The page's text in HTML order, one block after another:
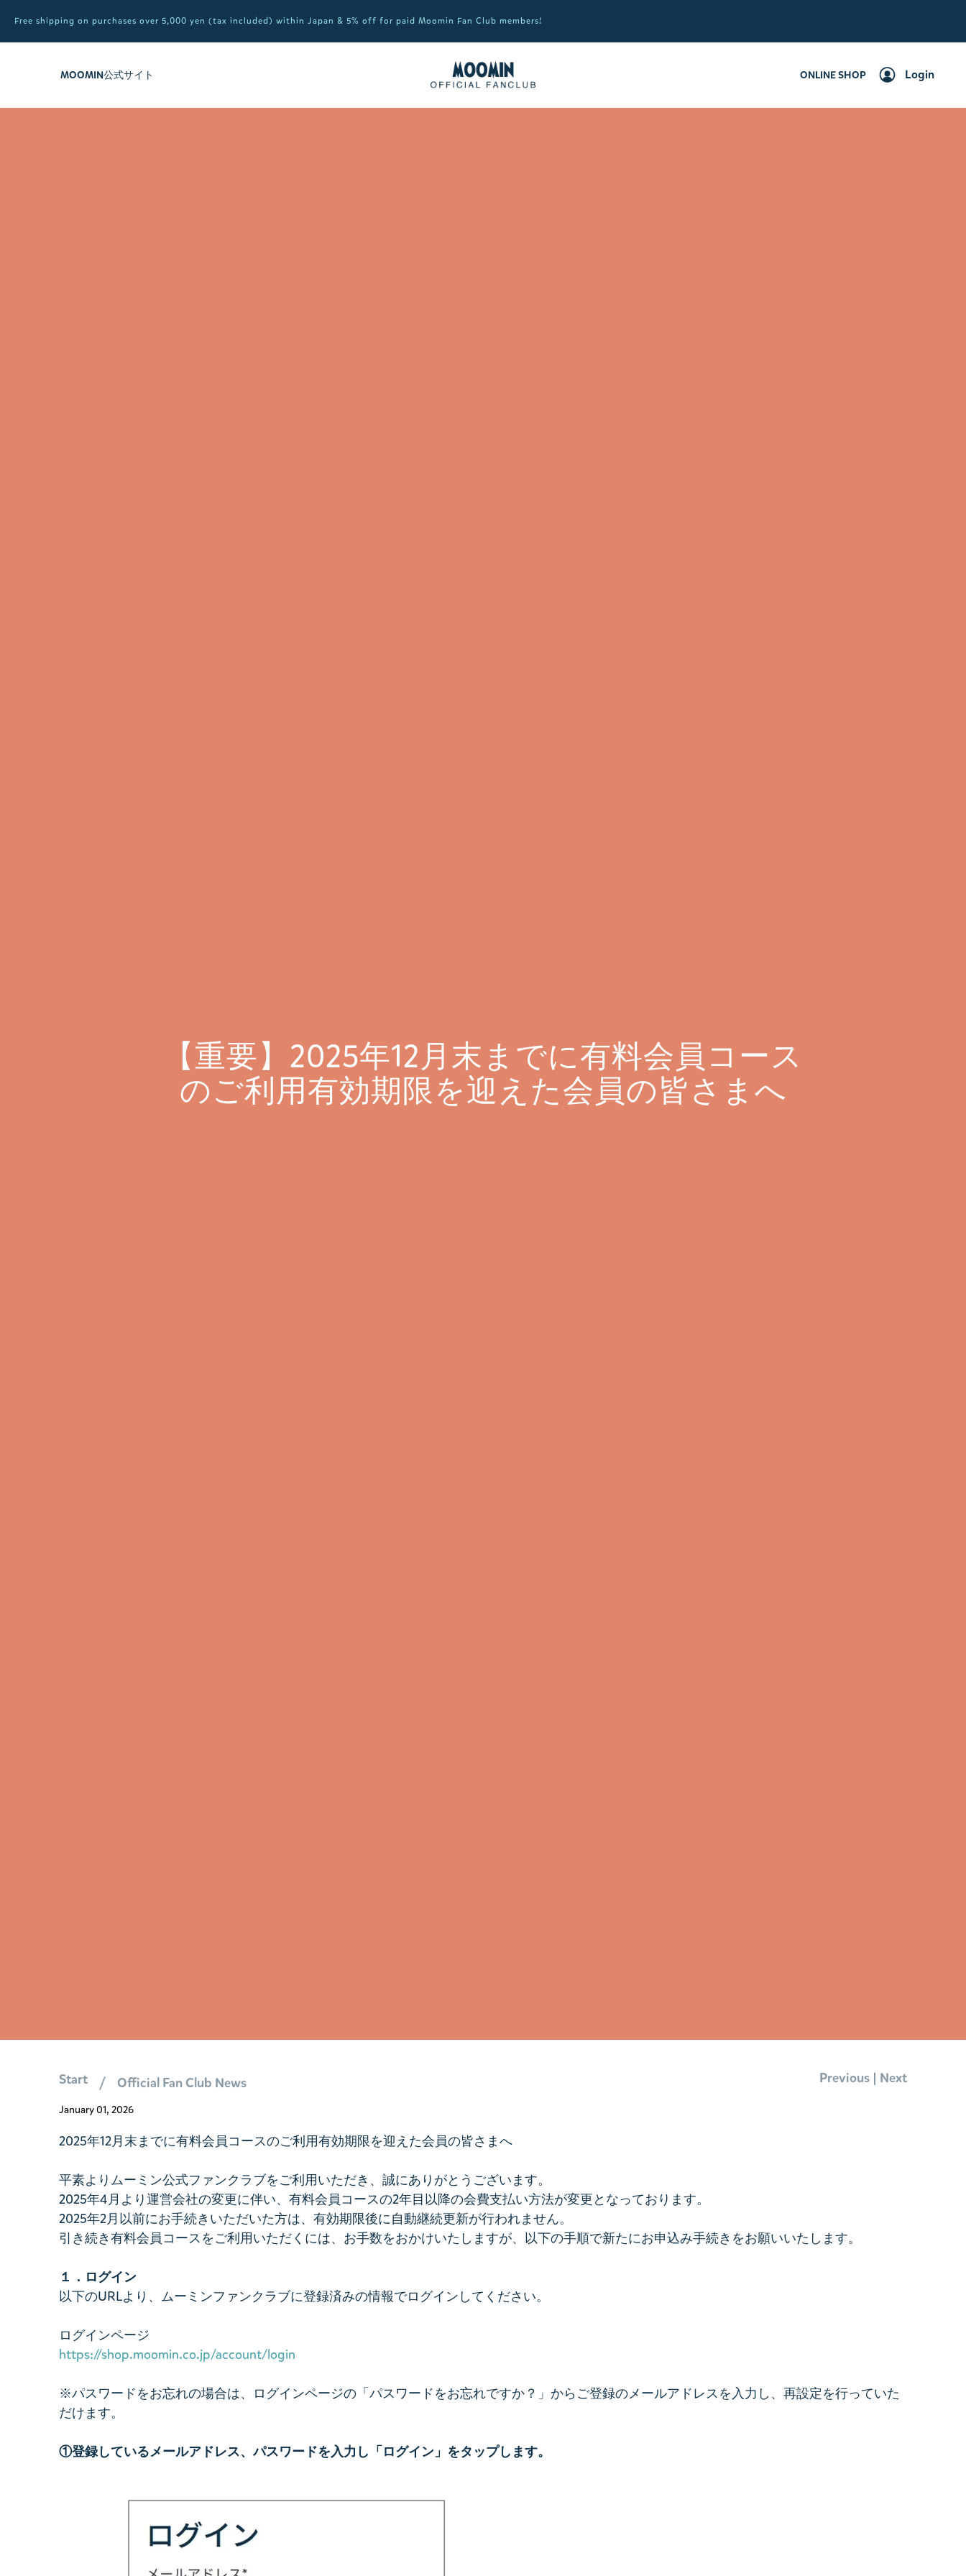
Free shipping on purchases over 5,000 yen (tax included) within Japan & 5% off for paid Moomin Fan Club members!
MOOMIN公式サイト ONLINE SHOP
Login
【重要】2025年12月末までに有料会員コース
のご利用有効期限を迎えた会員の皆さまへ
Start Official Fan Club News Previous | Next
January 01, 2026
2025年12月末までに有料会員コースのご利用有効期限を迎えた会員の皆さまへ
平素よりムーミン公式ファンクラブをご利用いただき、誠にありがとうございます。
2025年4月より運営会社の変更に伴い、有料会員コースの2年目以降の会費支払い方法が変更となっております。
2025年2月以前にお手続きいただいた方は、有効期限後に自動継続更新が行われません。
引き続き有料会員コースをご利用いただくには、お手数をおかけいたしますが、以下の手順で新たにお申込み手続きをお願いいたします。
１．ログイン
以下のURLより、ムーミンファンクラブに登録済みの情報でログインしてください。
ログインページ
https://shop.moomin.co.jp/account/login
※パスワードをお忘れの場合は、ログインページの「パスワードをお忘れですか？」からご登録のメールアドレスを入力し、再設定を行っていた
だけます。
①登録しているメールアドレス、パスワードを入力し「ログイン」をタップします。